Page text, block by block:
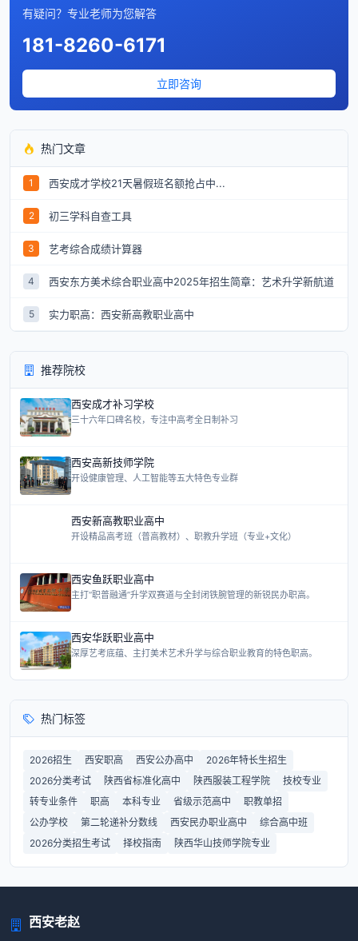
有疑问？专业老师为您解答
181-8260-6171
立即咨询
热门文章
1 西安成才学校21天暑假班名额抢占中...
2 初三学科自查工具
3 艺考综合成绩计算器
4 西安东方美术综合职业高中2025年招生简章：艺术升学新航道
5 实力职高：西安新高教职业高中
推荐院校
西安成才补习学校
三十六年口碑名校，专注中高考全日制补习
西安高新技师学院
开设健康管理、人工智能等五大特色专业群
西安新高教职业高中
开设精品高考班（普高教材）、职教升学班（专业+文化）
西安鱼跃职业高中
主打“职普融通”升学双赛道与全封闭铁腕管理的新锐民办职高。
西安华跃职业高中
深厚艺考底蕴、主打美术艺术升学与综合职业教育的特色职高。
热门标签
2026招生 西安职高 西安公办高中
2026年特长生招生
2026分类考试
陕西省标准化高中 陕西服装工程学院
技校专业
转专业条件
职高 本科专业 省级示范高中
职教单招
公办学校
第二轮递补分数线 西安民办职业高中
综合高中班
2026分类招生考试
择校指南 陕西华山技师学院专业
西安老赵